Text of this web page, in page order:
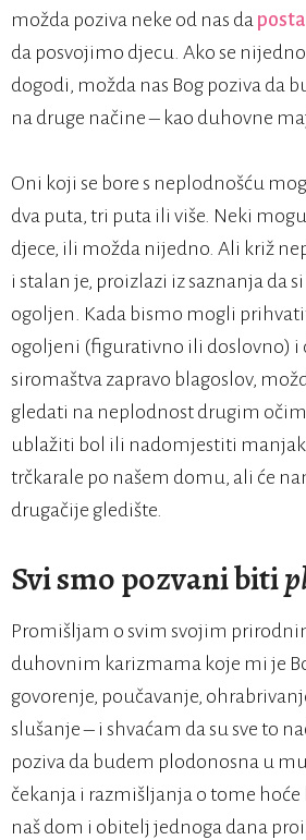
možda poziva neke od nas da
da posvojimo djecu. Ako se
dogodi, možda nas Bog poziva da
na druge načine – kao duhovne
Oni koji se bore s neplodnošću
dva puta, tri puta ili više. Neki
djece, ili možda nijedno. Ali križ
i stalan je, proizlazi iz saznanja da
ogoljen. Kada bismo mogli
ogoljeni (figurativno ili doslovno) i
siromaštva zapravo blagoslov,
gledati na neplodnost drugim
ublažiti bol ili nadomjestiti manjak
trčkarale po našem domu, ali će
drugačije gledište.
Svi smo pozvani biti
Promišljam o svim svojim
duhovnim karizmama koje mi je
govorenje, poučavanje,
slušanje – i shvaćam da su sve to
poziva da budem plodonosna u
čekanja i razmišljanja o tome hoće
naš dom i obitelj jednoga dana